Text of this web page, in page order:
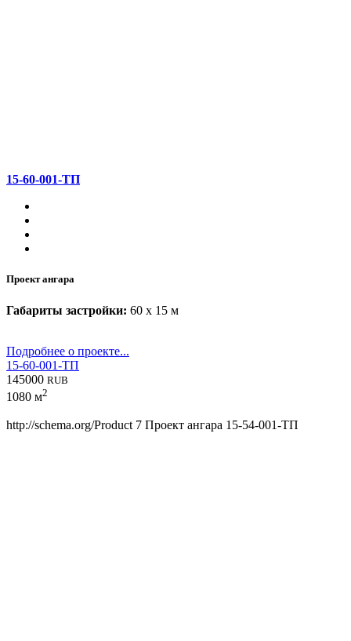
15-60-001-ТП
Проект ангара
Габариты застройки: 60 x 15 м
Подробнее о проекте...
15-60-001-ТП
145000 RUB
1080 м2
http://schema.org/Product 7 Проект ангара 15-54-001-ТП